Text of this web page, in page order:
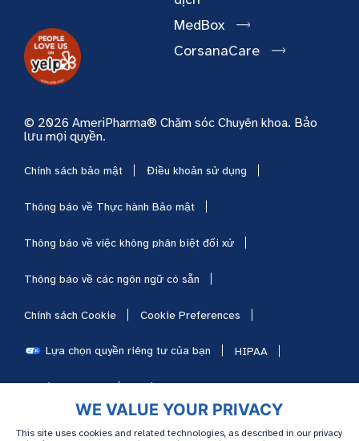
WE VALUE YOUR PRIVACY
This site uses cookies and related technologies, as described in our privacy
MedBox
CorsanaCare
© 2026 AmeriPharma® Chăm sóc Chuyên khoa. Bảo
lưu mọi quyền.
Chính sách bảo mật Điều khoản sử dụng
Thông báo về Thực hành Bảo mật
Thông báo về việc không phân biệt đối xử
Thông báo về các ngôn ngữ có sẵn
Chính sách Cookie Cookie Preferences
Lựa chọn quyền riêng tư của bạn HIPAA
Sơ đồ trang web Nghề nghiệp